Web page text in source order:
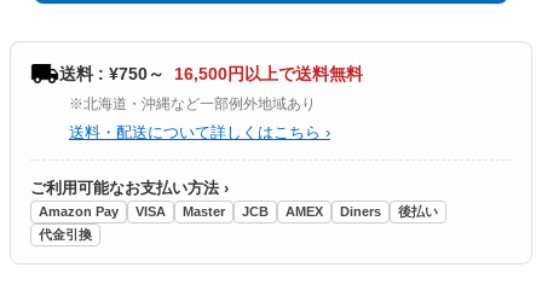
送料 : ¥750～ 16,500円以上で送料無料
※北海道・沖縄など一部例外地域あり
送料・配送について詳しくはこちら ›
ご利用可能なお支払い方法 ›
Amazon Pay VISA Master JCB AMEX Diners
後払い
代金引換